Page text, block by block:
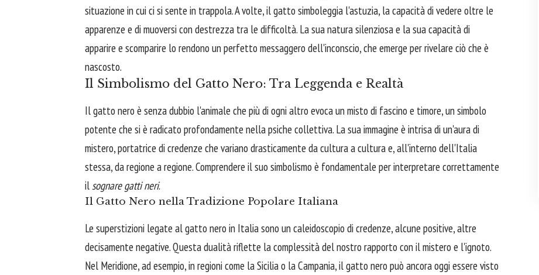
situazione in cui ci si sente in trappola. A volte, il gatto simboleggia l'astuzia, la capacità di vedere oltre le
apparenze e di muoversi con destrezza tra le difficoltà. La sua natura silenziosa e la sua capacità di
apparire e scomparire lo rendono un perfetto messaggero dell'inconscio, che emerge per rivelare ciò che è
nascosto.
Il Simbolismo del Gatto Nero: Tra Leggenda e Realtà
Il gatto nero è senza dubbio l'animale che più di ogni altro evoca un misto di fascino e timore, un simbolo
potente che si è radicato profondamente nella psiche collettiva. La sua immagine è intrisa di un'aura di
mistero, portatrice di credenze che variano drasticamente da cultura a cultura e, all'interno dell'Italia
stessa, da regione a regione. Comprendere il suo simbolismo è fondamentale per interpretare correttamente
ilsognare gatti neri.
Il Gatto Nero nella Tradizione Popolare Italiana
Le superstizioni legate al gatto nero in Italia sono un caleidoscopio di credenze, alcune positive, altre
decisamente negative. Questa dualità riflette la complessità del nostro rapporto con il mistero e l'ignoto.
Nel Meridione, ad esempio, in regioni come la Sicilia o la Campania, il gatto nero può ancora oggi essere visto